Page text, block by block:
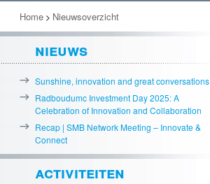
naar
de
primaire
inhoud
naar
de
secundaire
inhoud
Home > Nieuwsoverzicht
nieuws
Sunshine, innovation and great conversations
Radboudumc Investment Day 2025: A
Celebration of Innovation and Collaboration
Recap | SMB Network Meeting – Innovate &
Connect
activiteiten